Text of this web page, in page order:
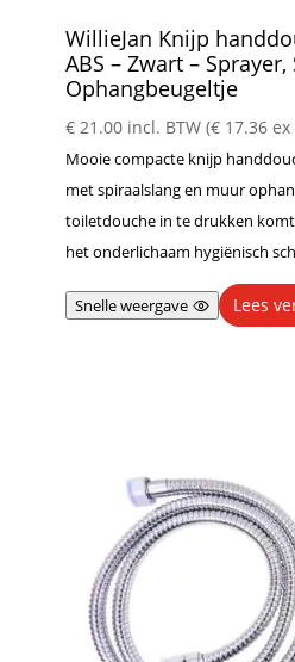
WillieJan Knijp
ABS – Zwart –
Ophangbeugeltje
€21.00 incl. BTW (€17.36ex
Mooie compacte knijp
met spiraalslang en muur
toiletdouche in te drukken
het onderlichaam hygiënisch
Snelle weergave Lees